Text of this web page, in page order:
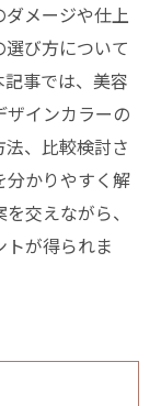
メージや仕上
び方について
事では、美容
インカラーの
、比較検討さ
分かりやすく解
交えながら、
が得られま